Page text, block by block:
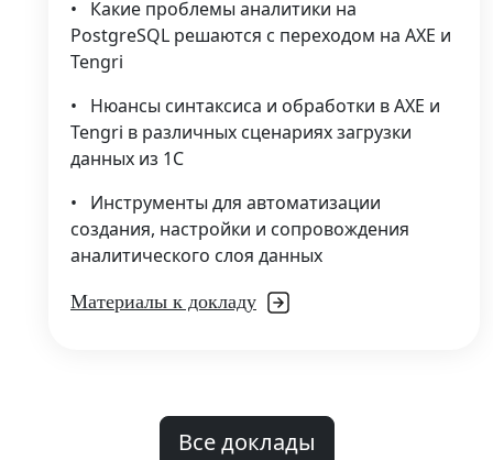
•
Какие проблемы аналитики на
PostgreSQL решаются с переходом на AXE и
Tengri
•
Нюансы синтаксиса и обработки в AXE и
Tengri в различных сценариях загрузки
данных из 1С
•
Инструменты для автоматизации
создания, настройки и сопровождения
аналитического слоя данных
Материалы к докладу
Все доклады